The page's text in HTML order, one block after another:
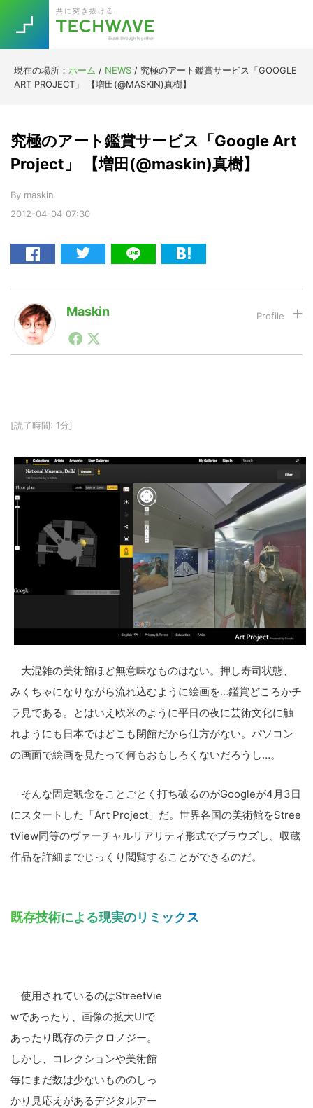
primary
navigation
main
content
primary
sidebar
footer
共に突き抜ける
現在の場所： ホーム / NEWS / 究極のアート鑑賞サービス「GOOGLE
ART PROJECT」 【増田(@MASKIN)真樹】
2012-04-04 07:30
究極のアート鑑賞サービス「Google Art
Project」 【増田(@maskin)真樹】
By maskin
Maskin
1990年代初頭から記者としてまた起業家としてITスタ
ートアップ業界のハードウェアからソフトウェアの事業
スクとして数億PV事業に。世界最大IT系メディア（ス
注力中。
[読了時間: 1分]
大混雑の美術館ほど無意味なものはない。押し寿司状態、
みくちゃになりながら流れ込むように絵画を…鑑賞どころかチ
ラ見である。とはいえ欧米のように平日の夜に芸術文化に触
れようにも日本ではどこも閉館だから仕方がない。パソコン
の画面で絵画を見たって何もおもしろくないだろうし…。
そんな固定観念をことごとく打ち破るのがGoogleが4月3日
にスタートした「Art Project」だ。世界各国の美術館をStree
tView同等のヴァーチャルリアリティ形式でブラウズし、収蔵
作品を詳細までじっくり閲覧することができるのだ。
既存技術による現実のリミックス
使用されているのはStreetVie
wであったり、画像の拡大UIで
あったり既存のテクロノジー。
しかし、コレクションや美術館
毎にまだ数は少ないもののしっ
かり見応えがあるデジタルアー
TOPICS
RE:LIFE
Re:Work
AI
VR/AR
[Startup]
[Voice Edition]
[YouTube]
特集
Block Data Bank
Trend 今話題の注目キーワード
5G Asana テレワーク